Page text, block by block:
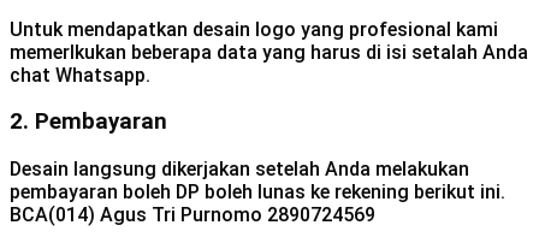
Untuk mendapatkan desain logo yang profesional kami
memerlkukan beberapa data yang harus di isi setalah Anda
chat Whatsapp.
2. Pembayaran
Desain langsung dikerjakan setelah Anda melakukan
pembayaran boleh DP boleh lunas ke rekening berikut ini.
BCA(014) Agus Tri Purnomo 2890724569